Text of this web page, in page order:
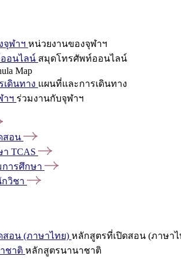
จุฬาฯ หน่วยงานของจุฬาฯ
อนไลน์ สมุดโทรศัพท์ออนไลน์
Map
ดินทาง แผนที่และการเดินทาง
าฯ ร่วมงานกับจุฬาฯ
สอน
า TCAS
การศึกษา
วิชา
สอน (ภาษาไทย) หลักสูตรที่เปิดสอน (ภาษาไ
ชาติ หลักสูตรนานาชาติ